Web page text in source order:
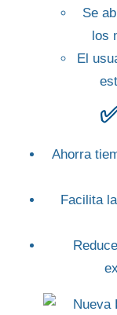
Se
los
El
Ahorra
Facilita